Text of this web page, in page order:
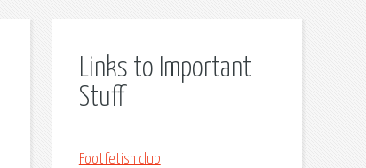
Links to Important
Stuff
Footfetish club